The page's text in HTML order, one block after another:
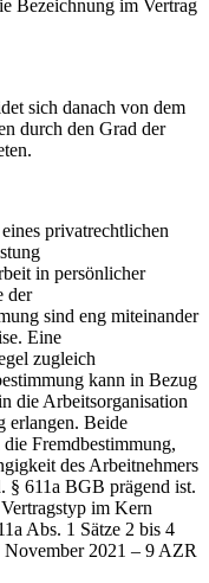
Bezeichnung im Vertrag
sich danach von dem
durch den Grad der
privatrechtlichen
in persönlicher
der
sind eng miteinander
Eine
zugleich
kann in Bezug
die Arbeitsorganisation
erlangen. Beide
Fremdbestimmung,
des Arbeitnehmers
§ 611a BGB prägend ist.
im Kern
Abs. 1 Sätze 2 bis 4
2021 – 9 AZR